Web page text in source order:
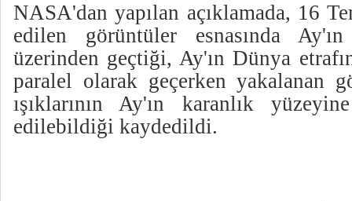
NASA'dan yapılan açıklamada, 16
edilen görüntüler esnasında
üzerinden geçtiği, Ay'ın Dünya
paralel olarak geçerken yakalanan
ışıklarının Ay'ın karanlık
edilebildiği kaydedildi.